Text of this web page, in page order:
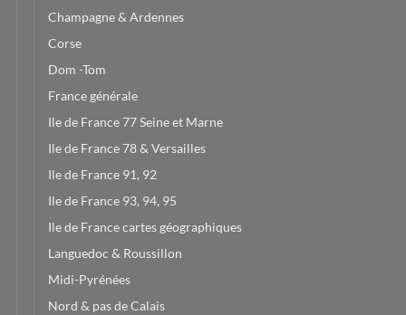
Champagne & Ardennes
Corse
Dom -Tom
France générale
Ile de France 77 Seine et Marne
Ile de France 78 & Versailles
Ile de France 91, 92
Ile de France 93, 94, 95
Ile de France cartes géographiques
Languedoc & Roussillon
Midi-Pyrénées
Nord & pas de Calais